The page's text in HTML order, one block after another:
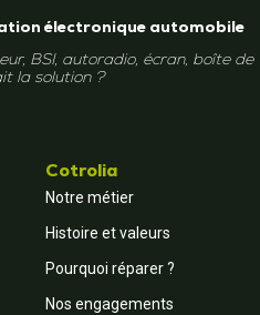
électronique automobile
BSI, autoradio, écran, boîte de
la solution ?
Cotrolia
Notre métier
Histoire et valeurs
Pourquoi réparer ?
Nos engagements